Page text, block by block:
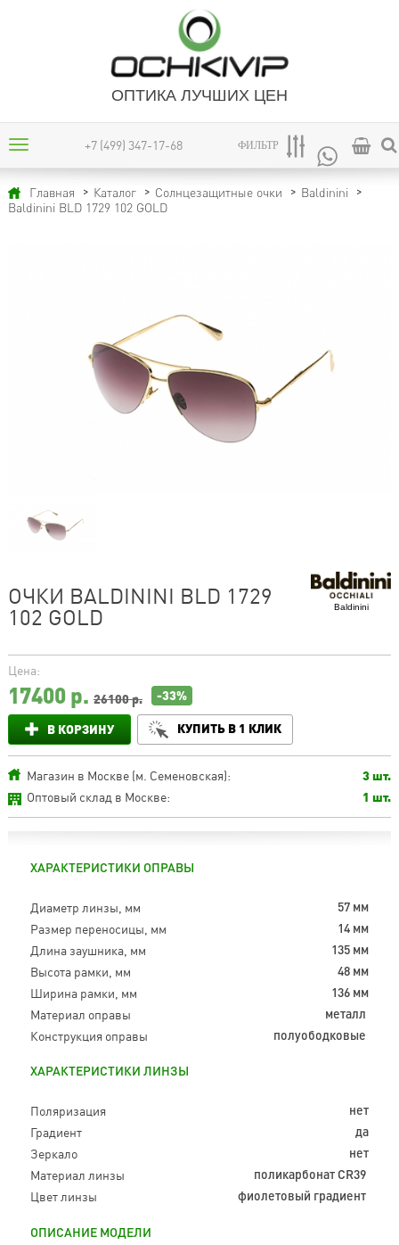
ОПТИКА ЛУЧШИХ ЦЕН
+7 (499) 347-17-68 ФИЛЬТР
Главная Каталог Солнцезащитные очки
Baldinini
Baldinini BLD 1729 102 GOLD
Baldinini
ОЧКИ BALDININI BLD 1729
102 GOLD
Цена:
17400р. 26100 р. -33%
В КОРЗИНУ КУПИТЬ В 1 КЛИК
Магазин в Москве (м. Семеновская):
3 шт.
Оптовый склад в Москве:
1 шт.
ХАРАКТЕРИСТИКИ ОПРАВЫ
Диаметр линзы, мм 57 мм
Размер переносицы, мм 14 мм
Длина заушника, мм 135 мм
Высота рамки, мм 48 мм
Ширина рамки, мм 136 мм
Материал оправы металл
Конструкция оправы полуободковые
ХАРАКТЕРИСТИКИ ЛИНЗЫ
Поляризация нет
Градиент да
Зеркало нет
Материал линзы поликарбонат CR39
Цвет линзы фиолетовый градиент
ОПИСАНИЕ МОДЕЛИ